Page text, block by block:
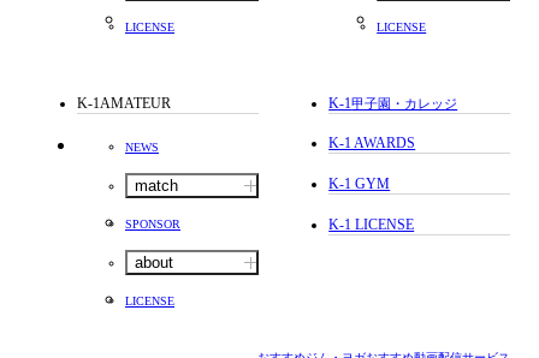
LICENSE LICENSE
K-1AMATEUR
NEWS
match
SPONSOR
about
LICENSE
K-1甲子園・カレッジ
K-1 AWARDS
K-1 GYM
K-1 LICENSE